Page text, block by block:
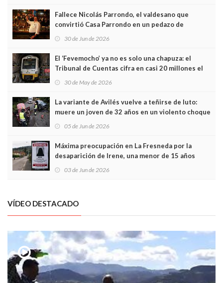
Fallece Nicolás Parrondo, el valdesano que
convirtió Casa Parrondo en un pedazo de
Asturias en Madrid
30 de Jun de 2026
El ‘Fevemocho’ ya no es solo una chapuza: el
Tribunal de Cuentas cifra en casi 20 millones el
sobrecoste de los trenes que no cabían por los
30 de May de 2026
La variante de Avilés vuelve a teñirse de luto:
muere un joven de 32 años en un violento choque
frontal
05 de Jun de 2026
Máxima preocupación en La Fresneda por la
desaparición de Irene, una menor de 15 años
03 de Jun de 2026
VÍDEO DESTACADO